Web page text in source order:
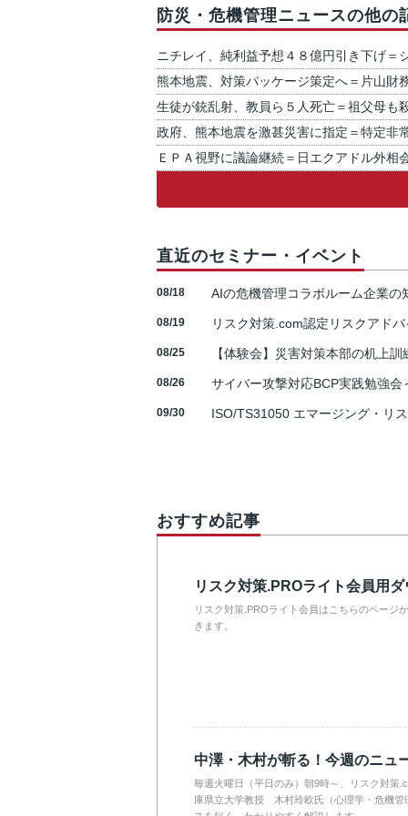
防災・危機管理ニュースの他の
ニチレイ、純利益予想４８億円引き下げ＝
熊本地震、対策パッケージ策定へ＝片山財
生徒が銃乱射、教員ら５人死亡＝祖父母も
政府、熊本地震を激甚災害に指定＝特定非
ＥＰＡ視野に議論継続＝日エクアドル外相
直近のセミナー・イベント
08/18 AIの危機管理コラボルーム企業
08/19 リスク対策.com認定リスクアド
08/25 【体験会】災害対策本部の机上
08/26 サイバー攻撃対応BCP実践勉強
09/30 ISO/TS31050 エマージング・リ
おすすめ記事
リスク対策.PROライト会員用
リスク対策.PROライト会員はこちらのページ
きます。
中澤・木村が斬る！今週のニュ
毎週火曜日（平日のみ）朝9時～、リスク対
庫県立大学教授 木村玲欧氏（心理学・危機管